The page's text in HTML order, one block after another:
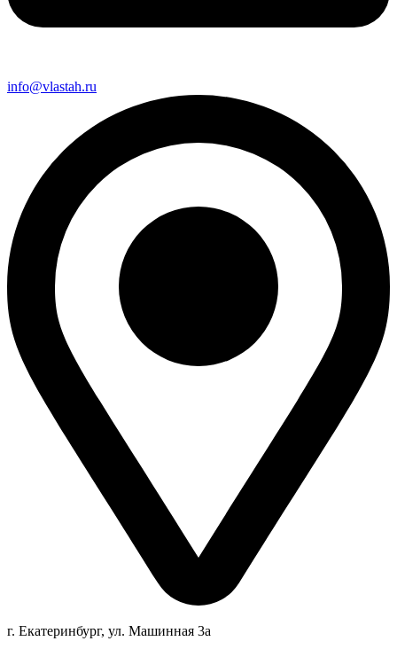
info@vlastah.ru
г. Екатеринбург, ул. Машинная 3а